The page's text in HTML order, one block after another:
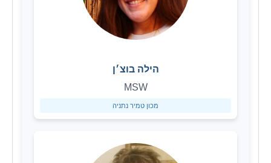
הילה בוצ׳ן
MSW
מכון טמיר נתניה